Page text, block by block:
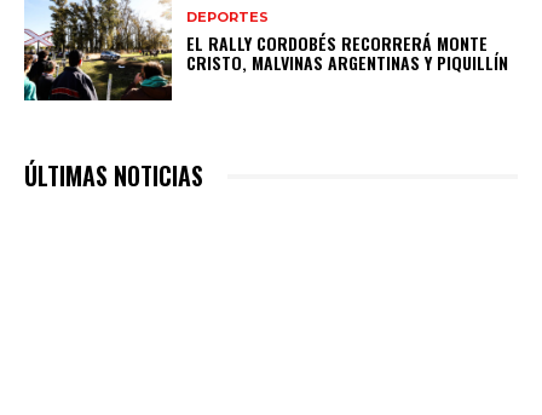
DEPORTES
EL RALLY CORDOBÉS RECORRERÁ MONTE
CRISTO, MALVINAS ARGENTINAS Y PIQUILLÍN
ÚLTIMAS NOTICIAS